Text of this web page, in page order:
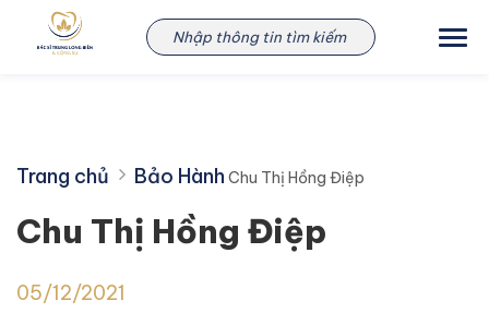
Chu Thị Hồng Điệp
Trang chủ Bảo Hành Chu Thị Hồng Điệp
Chu Thị Hồng Điệp
05/12/2021